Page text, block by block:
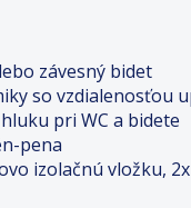
závesný bidet
so vzdialenosťou
pri WC a bidete
pena
izolačnú vložku,